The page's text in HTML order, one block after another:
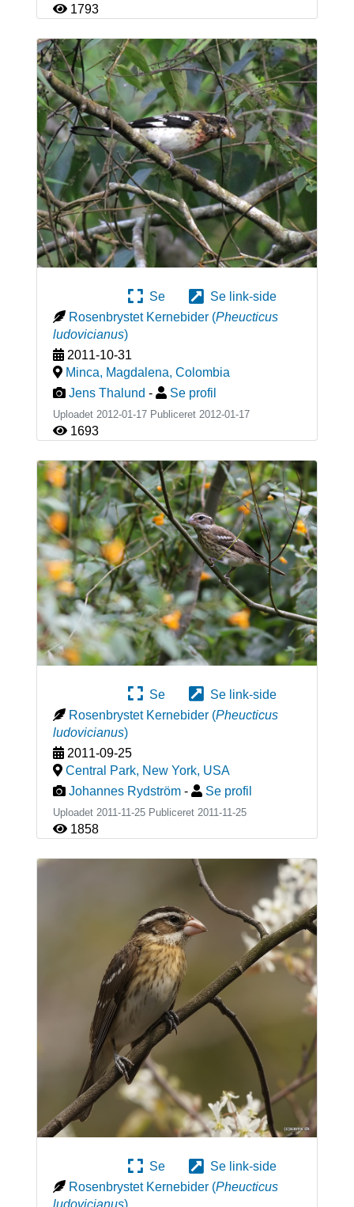
1793
Se
Se link-side
Rosenbrystet Kernebider (Pheucticus
ludovicianus)
2011-10-31
Minca, Magdalena, Colombia
Jens Thalund - Se profil
Uploadet 2012-01-17 Publiceret 2012-01-17
1693
Se
Se link-side
Rosenbrystet Kernebider (Pheucticus
ludovicianus)
2011-09-25
Central Park, New York, USA
Johannes Rydström - Se profil
Uploadet 2011-11-25 Publiceret 2011-11-25
1858
Se
Se link-side
Rosenbrystet Kernebider (Pheucticus